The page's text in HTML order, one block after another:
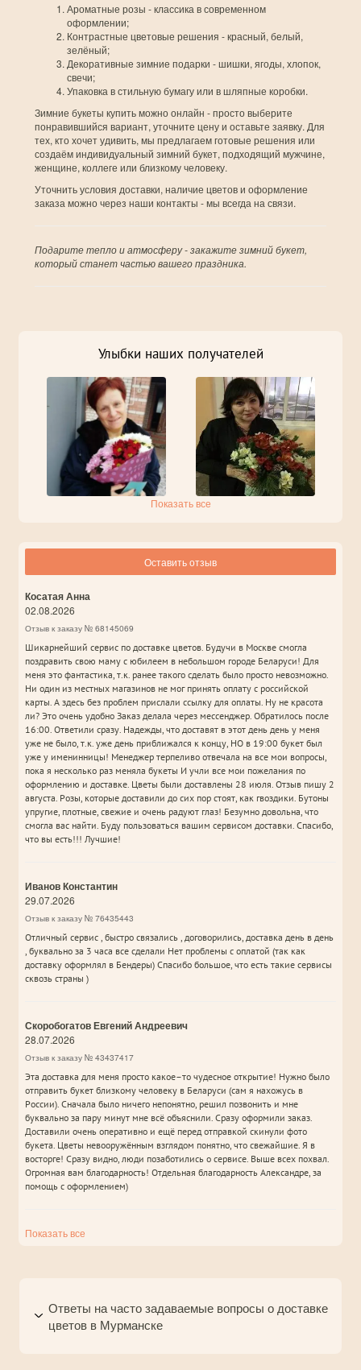
Ароматные розы - классика в современном
оформлении;
Контрастные цветовые решения - красный, белый,
зелёный;
Декоративные зимние подарки - шишки, ягоды, хлопок,
свечи;
Упаковка в стильную бумагу или в шляпные коробки.
Зимние букеты купить можно онлайн - просто выберите
понравившийся вариант, уточните цену и оставьте заявку. Для
тех, кто хочет удивить, мы предлагаем готовые решения или
создаём индивидуальный зимний букет, подходящий мужчине,
женщине, коллеге или близкому человеку.
Уточнить условия доставки, наличие цветов и оформление
заказа можно через наши контакты - мы всегда на связи.
Подарите тепло и атмосферу - закажите зимний букет,
который станет частью вашего праздника.
Улыбки наших получателей
Показать все
Оставить отзыв
Косатая Анна
02.08.2026
Отзыв к заказу № 68145069
Шикарнейший сервис по доставке цветов. Будучи в Москве смогла
поздравить свою маму с юбилеем в небольшом городе Беларуси! Для
меня это фантастика, т.к. ранее такого сделать было просто невозможно.
Ни один из местных магазинов не мог принять оплату с российской
карты. А здесь без проблем прислали ссылку для оплаты. Ну не красота
ли? Это очень удобно Заказ делала через мессенджер. Обратилось после
16:00. Ответили сразу. Надежды, что доставят в этот день день у меня
уже не было, т.к. уже день приближался к концу, НО в 19:00 букет был
уже у именинницы! Менеджер терпеливо отвечала на все мои вопросы,
пока я несколько раз меняла букеты И учли все мои пожелания по
оформлению и доставке. Цветы были доставлены 28 июля. Отзыв пишу 2
августа. Розы, которые доставили до сих пор стоят, как гвоздики. Бутоны
упругие, плотные, свежие и очень радуют глаз! Безумно довольна, что
смогла вас найти. Буду пользоваться вашим сервисом доставки. Спасибо,
что вы есть!!! Лучшие!
Иванов Константин
29.07.2026
Отзыв к заказу № 76435443
Отличный сервис , быстро связались , договорились, доставка день в день
, буквально за 3 часа все сделали Нет проблемы с оплатой (так как
доставку оформлял в Бендеры) Спасибо большое, что есть такие сервисы
сквозь страны )
Скоробогатов Евгений Андреевич
28.07.2026
Отзыв к заказу № 43437417
Эта доставка для меня просто какое–то чудесное открытие! Нужно было
отправить букет близкому человеку в Беларуси (сам я нахожусь в
России). Сначала было ничего непонятно, решил позвонить и мне
буквально за пару минут мне всё объяснили. Сразу оформили заказ.
Доставили очень оперативно и ещё перед отправкой скинули фото
букета. Цветы невооружённым взглядом понятно, что свежайшие. Я в
восторге! Сразу видно, люди позаботились о сервисе. Выше всех похвал.
Огромная вам благодарность! Отдельная благодарность Александре, за
помощь с оформлением)
Показать все
Ответы на часто задаваемые вопросы о доставке
цветов в Мурманске